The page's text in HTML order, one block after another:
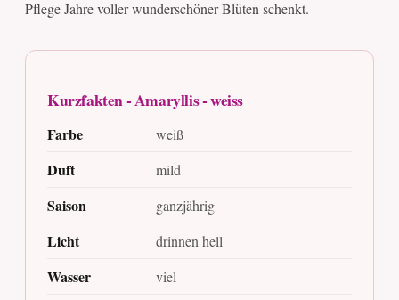
Pflege Jahre voller wunderschöner Blüten schenkt.
Kurzfakten - Amaryllis - weiss
Farbe weiß
Duft mild
Saison ganzjährig
Licht drinnen hell
Wasser viel